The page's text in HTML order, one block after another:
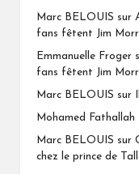
Marc BELOUIS sur
fans fêtent Jim
Emmanuelle Froger
fans fêtent Jim
Marc BELOUIS sur
Mohamed Fathallah
Marc BELOUIS sur
chez le prince de